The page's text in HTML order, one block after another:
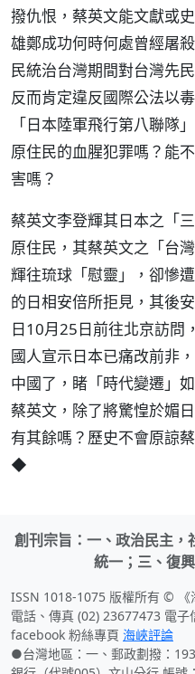
撥仇恨，蔡英文能文獻或
雄鄭成功何時何處曾經屠
民統治台灣期間對台灣先
反而肯定違反國際公法以
「日本陸軍飛行第八聯隊
原住民的血腥犯罪嗎？能
害嗎？
蔡英文李登輝其日本之「
原住民，其蔡英文之「台
輝往琉球「慰靈」，卻慘
的日相安倍所拒見，其後
日10月25日前往北京訪問
國人宣示日本已痛改前非
中國了，睹「時代變遷」
蔡英文，除了將驚惶於媚
有其餘嗎？歷史不會原諒
◆
創刊宗旨：一、政治民主，
統一；三、復
ISSN 1018-1075 版權所有 © 《
電話、傳真 (02) 23677473 電子
facebook 粉絲專頁 海峽評論
●台灣地區：一、郵政劃撥：